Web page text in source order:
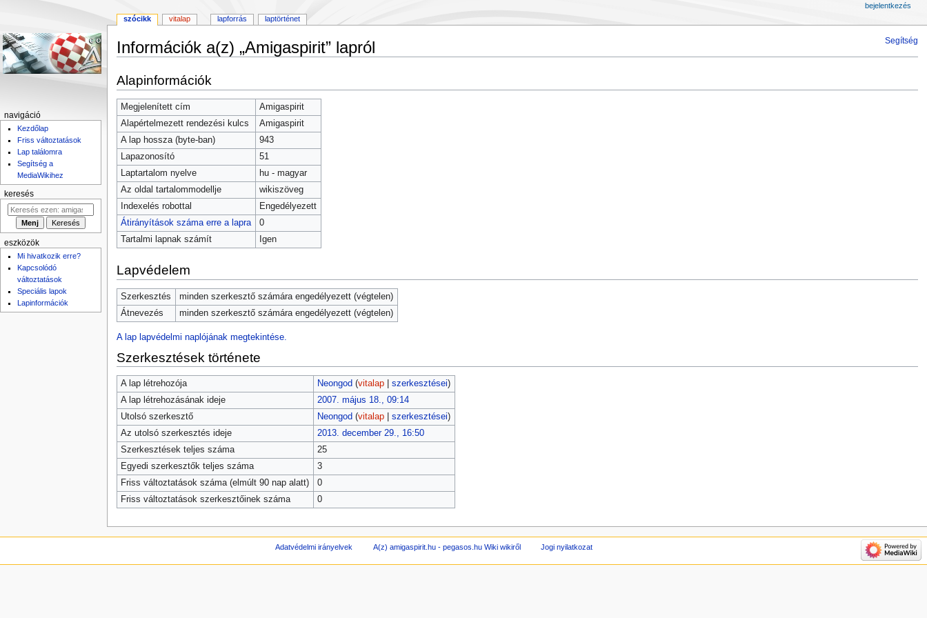
Segítség
Információk a(z) „Amigaspirit” lapról
a
navigációhoz
a
kereséshez
Alapinformációk
Megjelenített cím
Amigaspirit
Alapértelmezett rendezési kulcs
Amigaspirit
A lap hossza (byte-ban)
943
Lapazonosító
51
Laptartalom nyelve
hu - magyar
Az oldal tartalommodellje
wikiszöveg
Indexelés robottal
Engedélyezett
Átirányítások száma erre a lapra
0
Tartalmi lapnak számít
Igen
Lapvédelem
Szerkesztés
minden szerkesztő számára engedélyezett (végtelen)
Átnevezés
minden szerkesztő számára engedélyezett (végtelen)
A lap lapvédelmi naplójának megtekintése.
Szerkesztések története
A lap létrehozója Neongod (vitalap| szerkesztései)
A lap létrehozásának ideje
2007. május 18., 09:14
Utolsó szerkesztő
Neongod (vitalap| szerkesztései)
Az utolsó szerkesztés ideje
2013. december 29., 16:50
Szerkesztések teljes száma
25
Egyedi szerkesztők teljes száma
3
Friss változtatások száma (elmúlt 90 nap alatt)
0
Friss változtatások szerkesztőinek száma
0
szócikk vitalap lapforrás laptörténet
bejelentkezés
navigáció
Kezdőlap
Friss változtatások
Lap találomra
Segítség a
MediaWikihez
keresés
eszközök
Mi hivatkozik erre?
Kapcsolódó
változtatások
Speciális lapok
Lapinformációk
Adatvédelmi irányelvek A(z) amigaspirit.hu - pegasos.hu Wiki wikiről Jogi nyilatkozat